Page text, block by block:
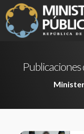
Publicaciones